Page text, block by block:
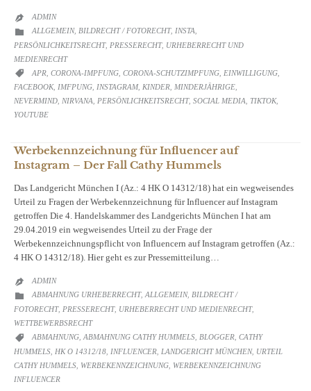
 ADMIN
 CATEGORY
ALLGEMEIN, BILDRECHT / FOTORECHT, INSTA
PERSÖNLICHKEITSRECHT, PRESSERECHT, URHEBERRECHT UND
MEDIENRECHT
 CATEGORY
APR CORONA-IMPFUNG CORONA-SCHUTZIMPFUNG EINWILLIGUNG
FACEBOOK, IMFPUNG, INSTAGRAM, KINDER, MINDERJÄHRIGE,
NEVERMIND, NIRVANA, PERSÖNLICHKEITSRECHT, SOCIAL MEDIA, TIKTOK,
YOUTUBE
Werbekennzeichnung für Influencer auf
Instagram – Der Fall Cathy Hummels
Das Landgericht München I (Az.: 4 HK O 14312/18) hat ein wegweisendes
Urteil zu Fragen der Werbekennzeichnung für Influencer auf Instagram
getroffen Die 4. Handelskammer des Landgerichts München I hat am
29.04.2019 ein wegweisendes Urteil zu der Frage der
Werbekennzeichnungspflicht von Influencern auf Instagram getroffen (Az.:
4 HK O 14312/18). Hier geht es zur Pressemitteilung…
 ADMIN
 CATEGORY
ABMAHNUNG URHEBERRECHT,ALLGEMEIN, BILDRECHT /
FOTORECHT, PRESSERECHT, URHEBERRECHT UND MEDIENRECHT,
WETTBEWERBSRECHT
 CATEGORY
ABMAHNUNG ABMAHNUNG CATHY HUMMELS BLOGGER CATHY
HUMMELS HK O 14312/18 INFLUENCER LANDGERICHT MÜNCHEN, URTEIL
CATHY HUMMELS WERBEKENNZEICHNUNG WERBEKENNZEICHNUNG
INFLUENCER